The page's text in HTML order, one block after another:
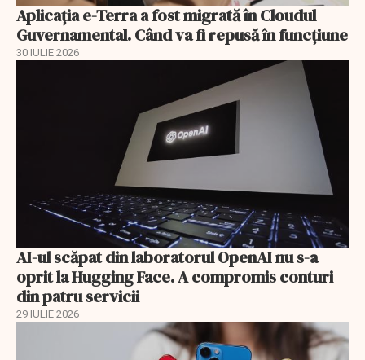
Aplicația e-Terra a fost migrată în Cloudul
Guvernamental. Când va fi repusă în funcțiune
30 IULIE 2026
AI-ul scăpat din laboratorul OpenAI nu s-a
oprit la Hugging Face. A compromis conturi
din patru servicii
29 IULIE 2026